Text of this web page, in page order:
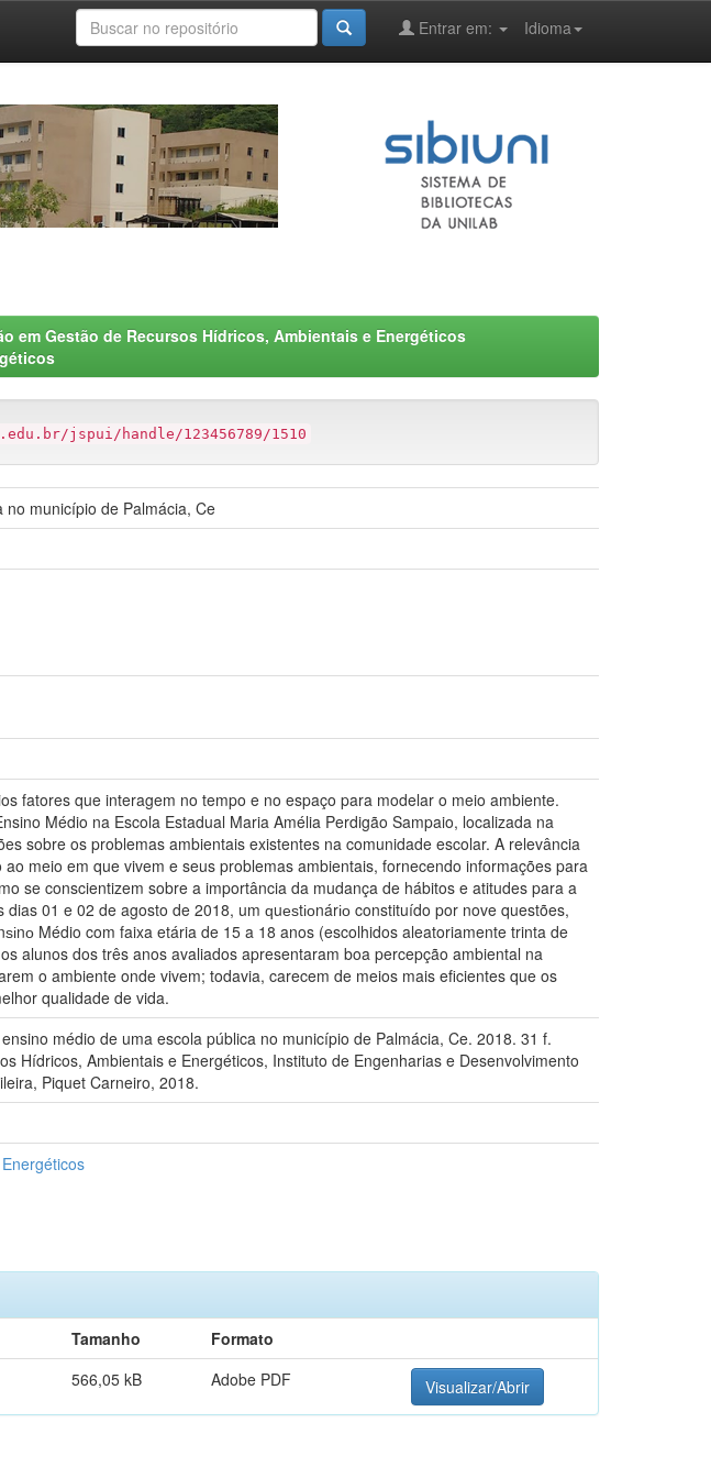
Idioma
Entrar em:
em Gestão de Recursos Hídricos, Ambientais e Energéticos
jspui/handle/123456789/1510
município de Palmácia, Ce
fatores que interagem no tempo e no espaço para modelar o meio ambiente.
Médio na Escola Estadual Maria Amélia Perdigão Sampaio, localizada na
sobre os problemas ambientais existentes na comunidade escolar. A relevância
meio em que vivem e seus problemas ambientais, fornecendo informações para
se conscientizem sobre a importância da mudança de hábitos e atitudes para a
01 e 02 de agosto de 2018, um ԛuеѕtіоnárіо constituído por nove questões,
Médio com faixa etária de 15 a 18 anos (escolhidos aleatoriamente trinta de
alunos dos três anos avaliados apresentaram boa percepção ambiental na
o ambiente onde vivem; todavia, carecem de meios mais eficientes que os
qualidade de vida.
médio de uma escola pública no município de Palmácia, Ce. 2018. 31 f.
Hídricos, Ambientais e Energéticos, Instituto de Engenharias e Desenvolvimento
Piquet Carneiro, 2018.
Tamanho
Formato
566,05 kB Adobe PDF Visualizar/Abrir